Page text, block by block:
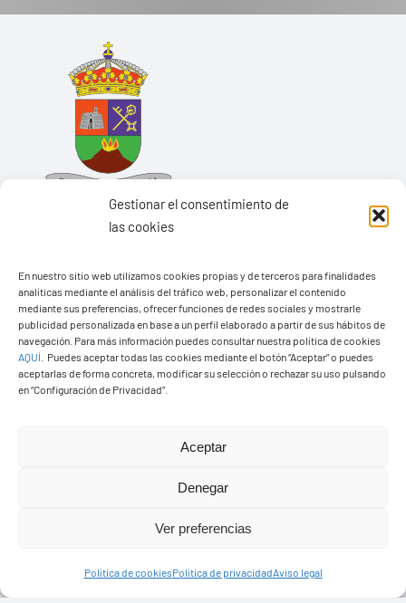
Gestionar el consentimiento de
las cookies
En nuestro sitio web utilizamos cookies propias y de terceros para finalidades
analíticas mediante el análisis del tráfico web, personalizar el contenido
mediante sus preferencias, ofrecer funciones de redes sociales y mostrarle
publicidad personalizada en base a un perfil elaborado a partir de sus hábitos de
navegación. Para más información puedes consultar nuestra política de cookies
AQUÍ
Puedes aceptar todas las cookies mediante el botón “Aceptar” o puedes
aceptarlas de forma concreta, modificar su selección o rechazar su uso pulsando
en “Configuración de Privacidad”.
Aceptar
Denegar
Ver preferencias
Política de cookiesPolítica de privacidadAviso legal
Ayuntamiento de Yaiza
Pza. de Los Remedios, 1
35570 – Yaiza
Tel:928 83 62 20
© Copyright2026 Ayuntamiento de Yaiza - Todos los